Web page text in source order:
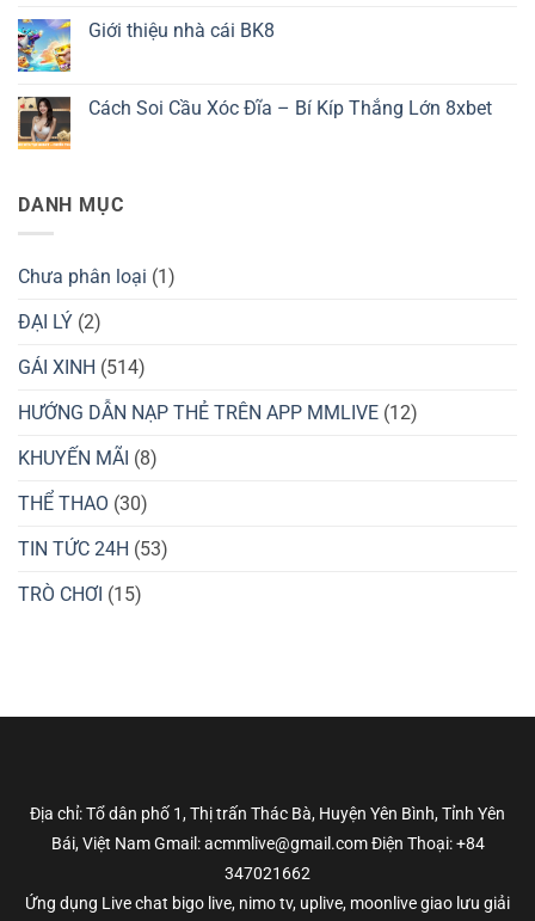
Về
Ứng
Xem
Đỉnh
Đá
OK9
bình
78win
Đỉnh
Cao
Giới thiệu nhà cái BK8
luận
ở
BK8
Cách Soi Cầu Xóc Đĩa – Bí Kíp Thắng Lớn 8xbet
ở
Cách
Đĩa
–
Kíp
Thắng
8xbet
DANH MỤC
Chưa phân loại (1)
ĐẠI LÝ (2)
GÁI XINH (514)
HƯỚNG DẪN NẠP THẺ TRÊN APP MMLIVE (12)
KHUYẾN MÃI (8)
THỂ THAO (30)
TIN TỨC 24H (53)
TRÒ CHƠI (15)
Địa chỉ: Tổ dân phố 1, Thị trấn Thác Bà, Huyện Yên Bình, Tỉnh Yên
Bái, Việt Nam Gmail: acmmlive@gmail.com Điện Thoại: +84
347021662
Ứng dụng Live chat bigo live, nimo tv, uplive, moonlive giao lưu giải